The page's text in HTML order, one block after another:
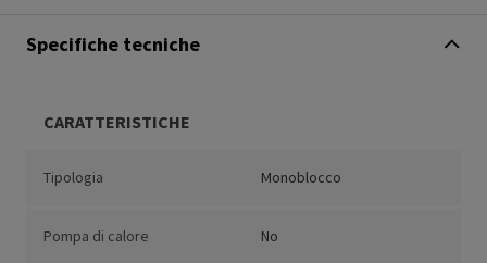
Specifiche tecniche
CARATTERISTICHE
Tipologia Monoblocco
Pompa di calore No